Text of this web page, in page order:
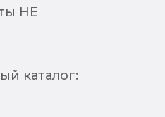
НЕ
каталог: